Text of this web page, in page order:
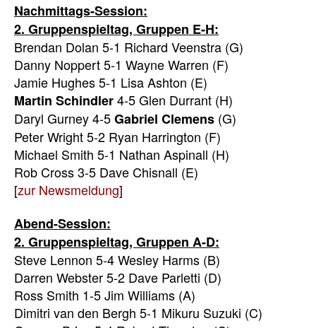
Nachmittags-Session:
2. Gruppenspieltag, Gruppen E-H:
Brendan Dolan 5-1 Richard Veenstra (G)
Danny Noppert 5-1 Wayne Warren (F)
Jamie Hughes 5-1 Lisa Ashton (E)
Martin Schindler4-5 Glen Durrant (H)
Daryl Gurney 4-5Gabriel Clemens (G)
Peter Wright 5-2 Ryan Harrington (F)
Michael Smith 5-1 Nathan Aspinall (H)
Rob Cross 3-5 Dave Chisnall (E)
[zur Newsmeldung]
Abend-Session:
2. Gruppenspieltag, Gruppen A-D:
Steve Lennon 5-4 Wesley Harms (B)
Darren Webster 5-2 Dave Parletti (D)
Ross Smith 1-5 Jim Williams (A)
Dimitri van den Bergh 5-1 Mikuru Suzuki (C)